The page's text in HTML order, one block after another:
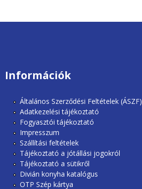
unios2020.jpg
Információk
Általános Szerződési Feltételek (ÁSZF)
Adatkezelési tájékoztató
Fogyasztói tájékoztató
Impresszum
Szállítási feltételek
Tájékoztató a jótállási jogokról
Tájékoztató a sütikről
Divián konyha katalógus
OTP Szép kártya